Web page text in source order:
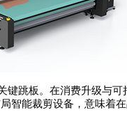
跳板。在消费升级与可
智能裁剪设备，意味着